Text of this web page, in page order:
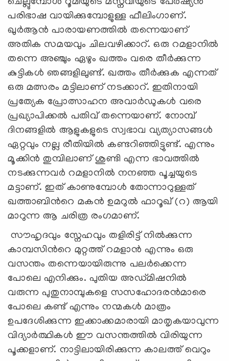
ചെല്ലുമ്പോള്‍ റൂമിയുടെ മസ്നവിയുടെ പേര്‍ഷ്യന്‍
പരിഭാഷ വായിക്കുമ്പോളുള്ള ഫീലിംഗാണ്.
ഖുര്‍ആന്‍ പാരായണത്തില്‍ തന്നെയാണ്
അതിക സമയവും ചിലവഴിക്കാറ്. ഒരു റമളാനില്‍
തന്നെ അഞ്ചും ഏഴും ഖത്തം വരെ തീര്‍ക്കുന്ന
കുട്ടികള്‍ ഞങ്ങളിലുണ്ട്. ഖത്തം തീര്‍ക്കുക എന്നത്
ഒരു മത്സരം മട്ടിലാണ് നടക്കാറ്. ഇതിനായി
പ്രത്യേക പ്രോത്സാഹന അവാര്‍ഡുകള്‍ വരെ
പ്രഖ്യാപിക്കല്‍ പതിവ് തന്നെയാണ്. നോമ്പ്
ദിനങ്ങളില്‍ ആളുകളുടെ സ്വഭാവ വ്യത്യാസങ്ങള്‍
ഏറ്റവും നല്ല രീതിയില്‍ കണ്ടറിഞ്ഞിട്ടുണ്ട്. എന്നും
മൂക്കിന്‍ തുമ്പിലാണ് ശുണ്ടി എന്ന ഭാവത്തില്‍
നടക്കുന്നവര്‍ റമളാനില്‍ നനഞ്ഞ പൂച്ചയുടെ
മട്ടാണ്. ഇത് കാണുമ്പോള്‍ തോന്നാറുള്ളത്
ഖത്താബിന്‍റെ മകന്‍ ഉമറുല്‍ ഫാറൂഖ് (റ) ആയി
മാറുന്ന ആ ചരിത്ര രംഗമാണ്.
സൗഹൃദവും സ്നേഹവും തളിരിട്ട് നില്‍ക്കുന്ന
കാമ്പസിന്‍റെ മുറ്റത്ത് റമളാന്‍ എന്നും ഒരു
വസന്തം തന്നെയായിരുന്നു പലർക്കെന്ന
പോലെ എനിക്കും. പുതിയ അഡ്മിഷനില്‍
വരുന്ന പുതുനാമ്പുകളെ സസഹോദരന്‍മാരെ
പോലെ കണ്ട് എന്നും നന്മകള്‍ മാത്രം
ഉപദേശിക്കുന്ന ഇക്കാക്കമാരായി മാതൃകയാവുന്ന
വിദ്യാര്‍ത്ഥികള്‍ ഈ വസന്തത്തില്‍ വിരിയുന്ന
പൂക്കളാണ്. നാട്ടിലായിരിക്കുന്ന കാലത്ത് വെറും